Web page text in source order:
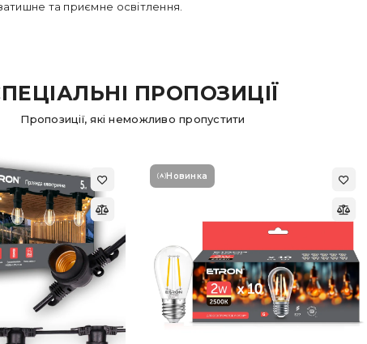
та приємне освітлення.
ПРОПОЗИЦІЇ
Пропозиції, які неможливо пропустити
Новинка